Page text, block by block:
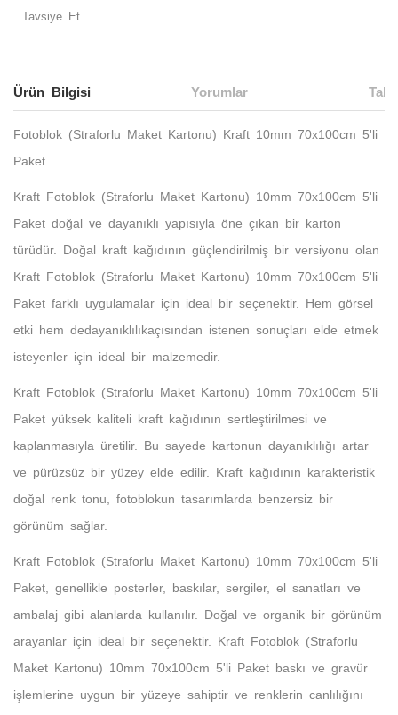
Tavsiye Et
Ürün Bilgisi Yorumlar
Fotoblok (Straforlu Maket Kartonu) Kraft 10mm 70x100cm 5'li
Paket
Kraft Fotoblok (Straforlu Maket Kartonu) 10mm 70x100cm 5'li
Paket doğal ve dayanıklı yapısıyla öne çıkan bir karton
türüdür. Doğal kraft kağıdının güçlendirilmiş bir versiyonu olan
Kraft Fotoblok (Straforlu Maket Kartonu) 10mm 70x100cm 5'li
Paket farklı uygulamalar için ideal bir seçenektir. Hem görsel
etki hem dedayanıklılıkaçısından istenen sonuçları elde etmek
isteyenler için ideal bir malzemedir.
Kraft Fotoblok (Straforlu Maket Kartonu) 10mm 70x100cm 5'li
Paket yüksek kaliteli kraft kağıdının sertleştirilmesi ve
kaplanmasıyla üretilir. Bu sayede kartonun dayanıklılığı artar
ve pürüzsüz bir yüzey elde edilir. Kraft kağıdının karakteristik
doğal renk tonu, fotoblokun tasarımlarda benzersiz bir
görünüm sağlar.
Kraft Fotoblok (Straforlu Maket Kartonu) 10mm 70x100cm 5'li
Paket, genellikle posterler, baskılar, sergiler, el sanatları ve
ambalaj gibi alanlarda kullanılır. Doğal ve organik bir görünüm
arayanlar için ideal bir seçenektir. Kraft Fotoblok (Straforlu
Maket Kartonu) 10mm 70x100cm 5'li Paket baskı ve gravür
işlemlerine uygun bir yüzeye sahiptir ve renklerin canlılığını